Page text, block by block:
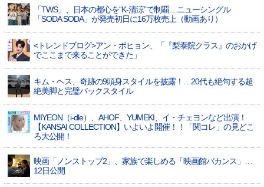
「TWS」、日本の都心を“K-清涼”で制覇…ニューシングル
「SODA SODA」が発売初日に16万枚売上（動画あり）
<トレンドブログ>アン・ボヒョン、「『梨泰院クラス』のおかげ
でここまで来ることができた」
キム・ヘス、奇跡の9頭身スタイルを披露！…20代も絶句する超
絶美脚と完璧バックスタイル
MIYEON（i-dle）、​AHOF​、YUMEKI、イ・チェヨンなど出演！
【KANSAI COLLECTION】いよいよ開催！！「関コレ」の見どこ
ろ大公開！
映画「ノンストップ2」、家族で楽しめる「映画館バカンス」…
12日公開